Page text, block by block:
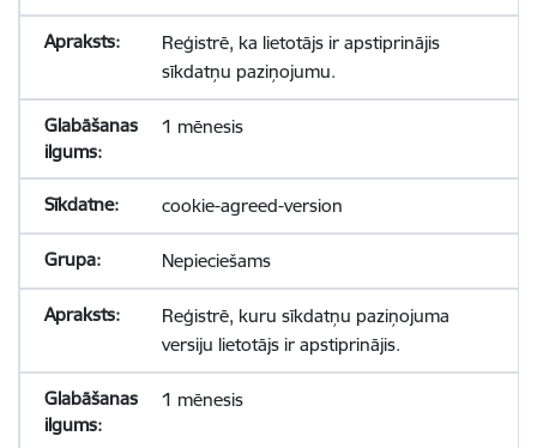
Reģistrē, ka lietotājs ir apstiprinājis
sīkdatņu paziņojumu.
1 mēnesis
cookie-agreed-version
Nepieciešams
Reģistrē, kuru sīkdatņu paziņojuma
versiju lietotājs ir apstiprinājis.
1 mēnesis